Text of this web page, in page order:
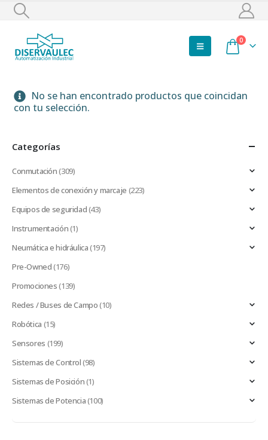
0
No se han encontrado productos que coincidan
con tu selección.
Categorías
Conmutación(309)
Elementos de conexión y marcaje (223)
Equipos de seguridad(43)
Instrumentación(1)
Neumática e hidráulica(197)
Pre-Owned(176)
Promociones(139)
Redes / Buses de Campo(10)
Robótica (15)
Sensores (199)
Sistemas de Control(98)
Sistemas de Posición(1)
Sistemas de Potencia(100)